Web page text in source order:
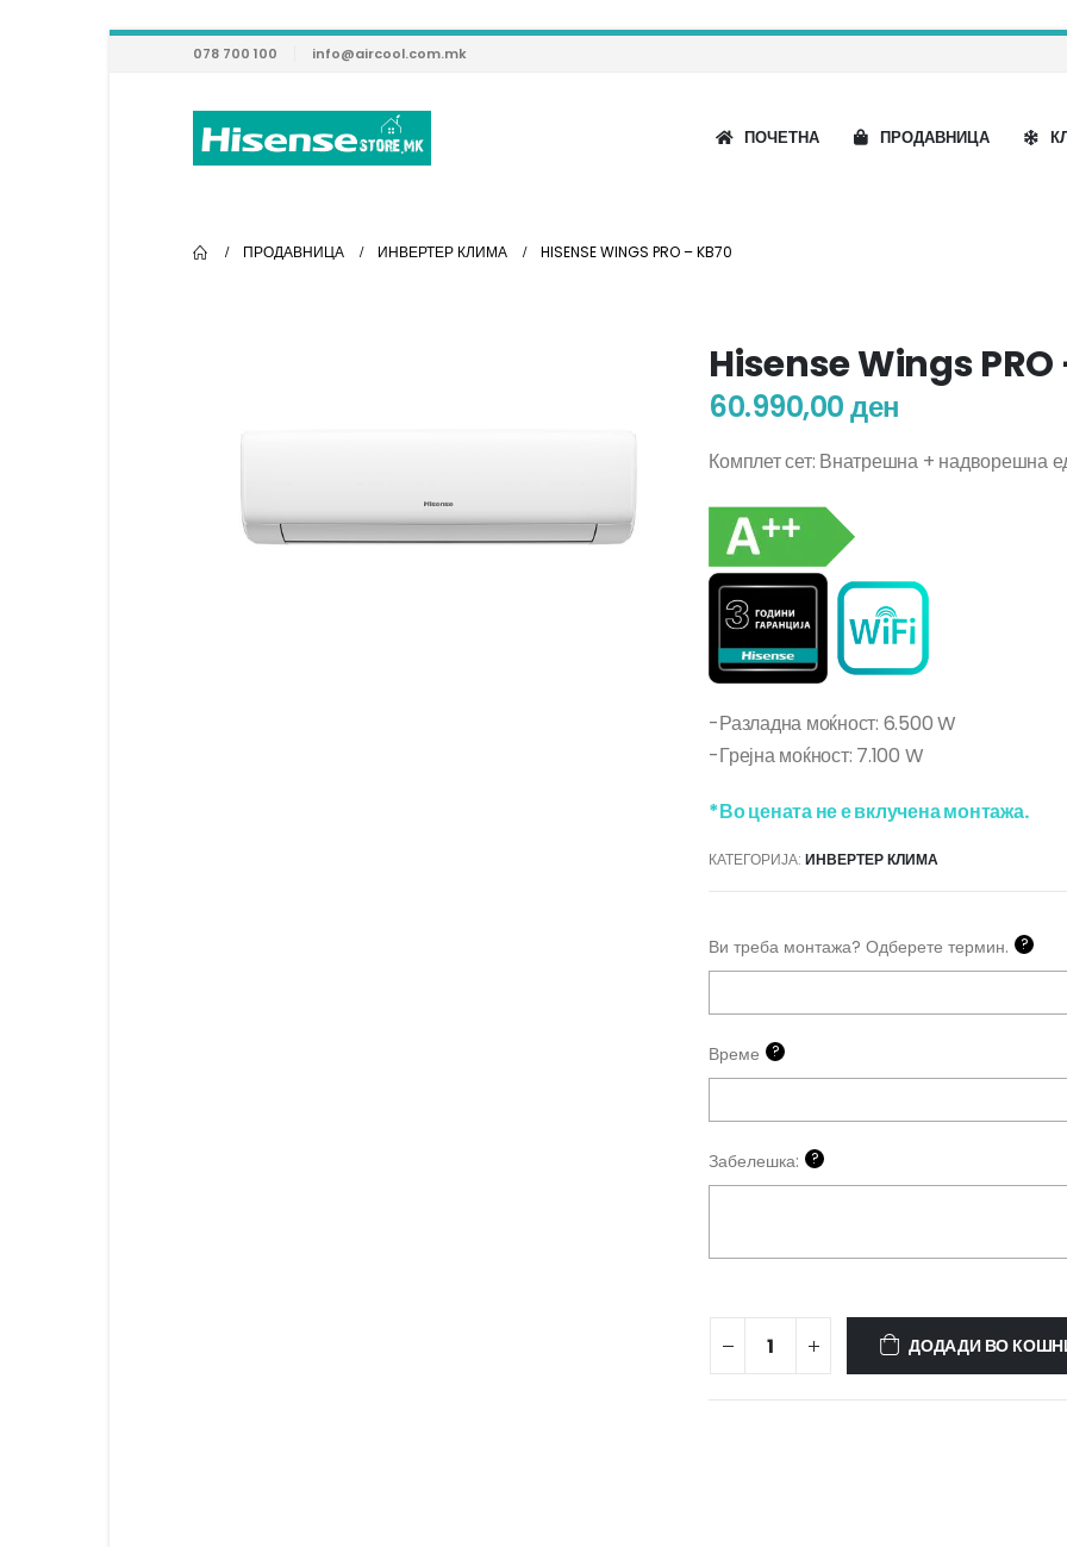
078 700 100 info@aircool.com.mk
ПОЧЕТНА ПРОДАВНИЦА
ПРОДАВНИЦА ИНВЕРТЕР КЛИМА HISENSE WINGS PRO – KB70
Hisense Wings PRO
60.990,00ден
Комплет сет: Внатрешна + надворешна
-Разладна моќност: 6.500 W
-Грејна моќност: 7.100 W
*Во цената не е вклучена монтажа.
КАТЕГОРИЈА:ИНВЕРТЕР КЛИМА
Ви треба монтажа? Одберете термин. ?
Време ?
Забелешка: ?
ДОДАДИ ВО